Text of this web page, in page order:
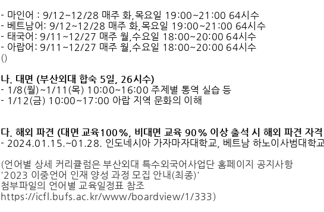
- 마인어 : 9/12~12/28 매주 화,목요일 19:00~21:00 64시수
- 베트남어: 9/12~12/28 매주 화,목요일 19:00~21:00 64시수
- 태국어: 9/11~12/27 매주 월,수요일 18:00~20:00 64시수
- 아랍어: 9/11~12/27 매주 월,수요일 18:00~20:00 64시수
()
나 대면 (부산외대 합숙 5일 , 26시수)
- 1/8(월)~1/11(목) 10:00~16:00 주제별 통역 실습 등
- 1/12(금) 10:00~17:00 아랍 지역 문화의 이해
다 해외 파견 (대면 교육100%, 비대면 교육 90% 이상 출석 시 해외 파견 자
- 2024.01.15.~01.28. 인도네시아 가자마자대학교, 베트남 하노이사범대학
(언어별 상세 커리큘럼은 부산외대 특수외국어사업단 홈페이지 공지사항
'2023 이중언어 인재 양성 과정 모집 안내(최종)'
첨부파일의 언어별 교육일정표 참조
https://icfl.bufs.ac.kr/www/boardview/1/333)